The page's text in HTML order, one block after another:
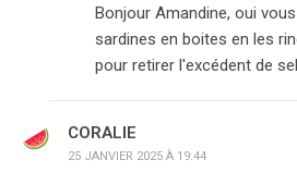
Bonjour Amandine, oui
sardines en boites en les
pour retirer l'excédent de
CORALIE
25 JANVIER 2025 À 19:44